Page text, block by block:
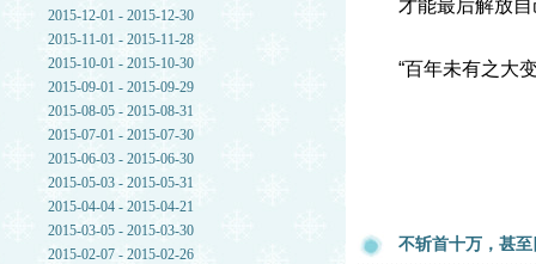
2015-12-01 - 2015-12-30
2015-11-01 - 2015-11-28
2015-10-01 - 2015-10-30
2015-09-01 - 2015-09-29
2015-08-05 - 2015-08-31
2015-07-01 - 2015-07-30
2015-06-03 - 2015-06-30
2015-05-03 - 2015-05-31
2015-04-04 - 2015-04-21
2015-03-05 - 2015-03-30
2015-02-07 - 2015-02-26
才能最后解放
“百年未有之大
不斩首十万，甚